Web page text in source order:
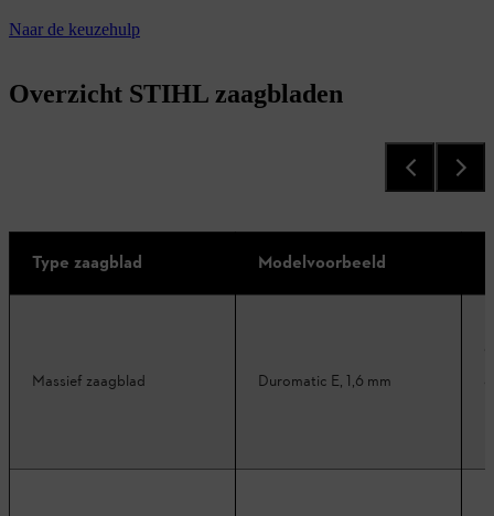
Naar de keuzehulp
Overzicht STIHL zaagbladen
Type zaagblad Modelvoorbeeld
Massief zaagblad Duromatic E, 1,6 mm